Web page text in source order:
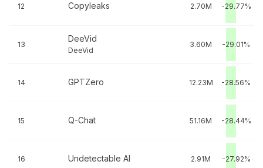
12 Copyleaks 2.70M -29.77%
13
DeeVid
DeeVid
3.60M -29.01%
14 GPTZero 12.23M -28.56%
15 Q-Chat 51.16M -28.44%
16 Undetectable AI 2.91M -27.92%